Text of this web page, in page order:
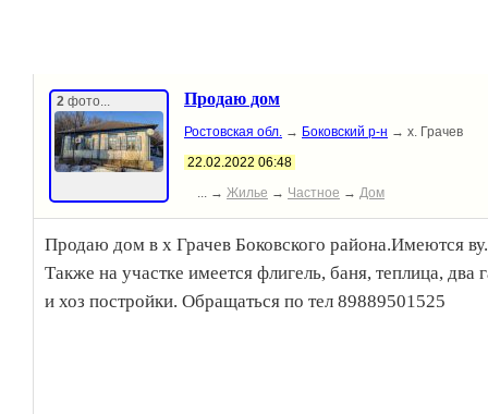
2 фото... Продаю дом
Ростовская обл. → Боковский р-н → х. Грачев
22.02.2022 06:48
... → Жилье → Частное → Дом
Продаю дом в х Грачев Боковского района.Имеются ву.
Также на участке имеется флигель, баня, теплица, два
и хоз постройки. Обращаться по тел 89889501525